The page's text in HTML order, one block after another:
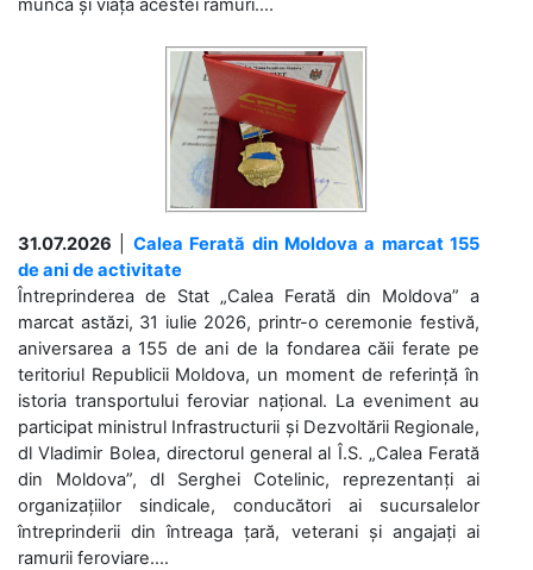
31.07.2026
Calea Ferată din Moldova a marcat 155
de ani de activitate
Întreprinderea de Stat „Calea Ferată din Moldova” a
marcat astăzi, 31 iulie 2026, printr-o ceremonie festivă,
aniversarea a 155 de ani de la fondarea căii ferate pe
teritoriul Republicii Moldova, un moment de referință în
istoria transportului feroviar național. La eveniment au
participat ministrul Infrastructurii și Dezvoltării Regionale,
dl Vladimir Bolea, directorul general al Î.S. „Calea Ferată
din Moldova”, dl Serghei Cotelinic, reprezentanți ai
organizațiilor sindicale, conducători ai sucursalelor
întreprinderii din întreaga țară, veterani și angajați ai
ramurii feroviare....